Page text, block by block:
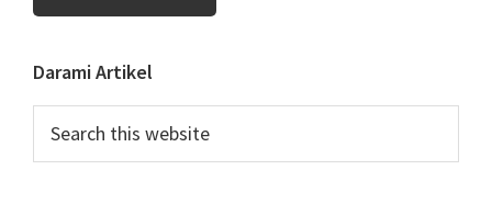
Primary
Sidebar
Darami Artikel
this